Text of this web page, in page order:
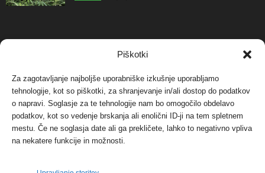
Piškotki
Za zagotavljanje najboljše uporabniške izkušnje uporabljamo
tehnologije, kot so piškotki, za shranjevanje in/ali dostop do podatkov
o napravi. Soglasje za te tehnologije nam bo omogočilo obdelavo
podatkov, kot so vedenje brskanja ali enolični ID-ji na tem spletnem
mestu. Če ne soglasja date ali ga prekličete, lahko to negativno vpliva
na nekatere funkcije in možnosti.
NAJBOLJ KOMENTIRANO
Protest proti vetrnim elektrarnam na Ojstrici, v
svetu pa vedno bolj...
Dogodki 12. maja, 2017
Tožilstvo v Celovcu v korist elektrarnam
Verbund